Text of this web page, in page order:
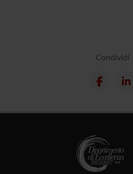
Condividi